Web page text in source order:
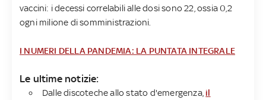
vaccini: i decessi correlabili alle dosi sono 22, ossia 0,2
ogni milione di somministrazioni.
I NUMERI DELLA PANDEMIA: LA PUNTATA INTEGRALE
Le ultime notizie:
Dalle discoteche allo stato d'emergenza, il